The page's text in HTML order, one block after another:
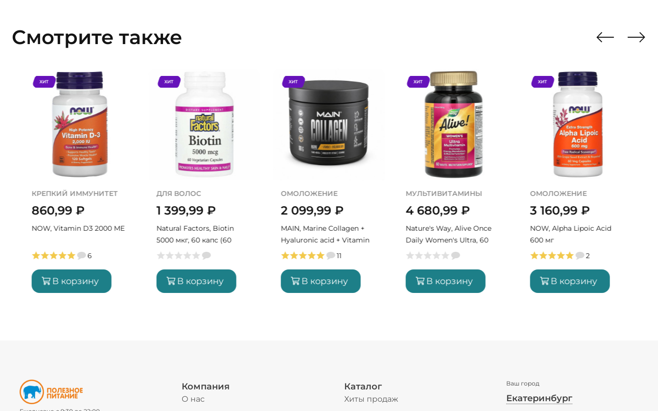
Смотрите также
ХИТ
ДЛЯ ВОЛОС
1 399,99₽
Natural Factors, Biotin
порций)
В корзину
ХИТ
ОМОЛОЖЕНИЕ
2 099,99₽
MAIN, Marine Collagen +
Hyaluronic acid + Vitamin
C, 180 г (30 порций)
В корзину
ХИТ
МУЛЬТИВИТАМИНЫ
4 680,99₽
Nature's Way, Alive Once
Daily Women's Ultra, 60
табл (60 порций)
В корзину
ХИТ
ОМОЛОЖЕНИЕ
3 160,99₽
NOW, Alpha Lipoic Acid
600 мг
В корзину
ЗДОРОВЬЕ КОЖИ
2 770,99₽
LIPOSOMAL VITAMINS,
Liposomal Vitamin E, 50 мл
(50 порций)
3
В корзину
Компания
О нас
Каталог
Хиты продаж
Ваш город
Екатеринбург